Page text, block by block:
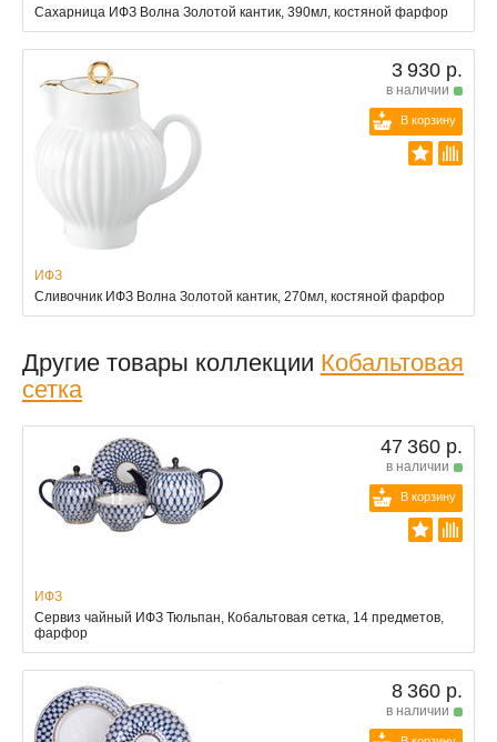
Сахарница ИФЗ Волна Золотой кантик, 390мл, костяной фарфор
3 930 р.
в наличии
В корзину
ИФЗ
Сливочник ИФЗ Волна Золотой кантик, 270мл, костяной фарфор
Другие товары коллекции Кобальтовая
сетка
47 360 р.
в наличии
В корзину
ИФЗ
Сервиз чайный ИФЗ Тюльпан, Кобальтовая сетка, 14 предметов,
фарфор
8 360 р.
в наличии